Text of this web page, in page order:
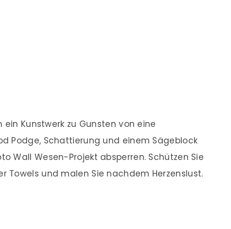
Kunstwerk zu Gunsten von eine
Podge, Schattierung und einem Sägeblock
Wall Wesen-Projekt absperren. Schützen Sie
Towels und malen Sie nachdem Herzenslust.